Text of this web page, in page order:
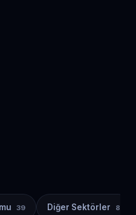
39 Diğer Sektörler 8